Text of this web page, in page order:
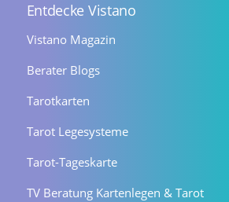
Entdecke Vistano
Vistano Magazin
Berater Blogs
Tarotkarten
Tarot Legesysteme
Tarot-Tageskarte
TV Beratung Kartenlegen & Tarot